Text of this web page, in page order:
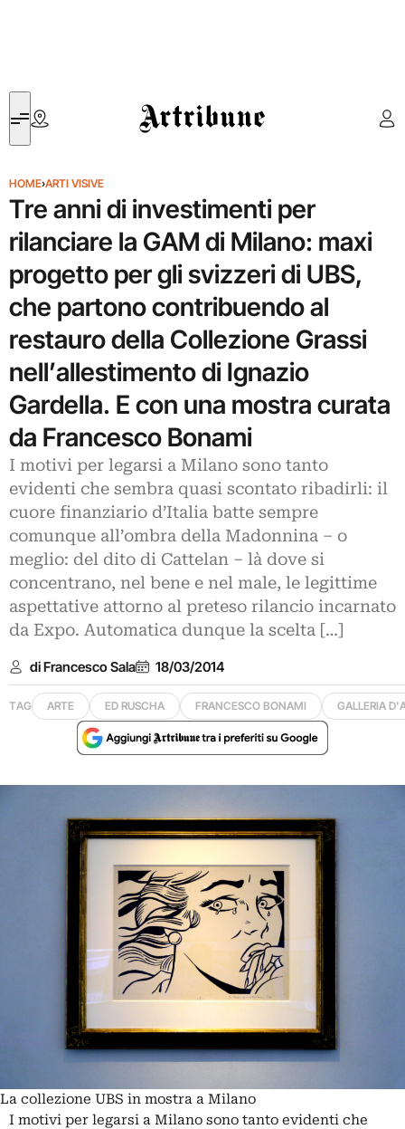
Artribune
HOME›ARTI VISIVE
Tre anni di investimenti per
rilanciare la GAM di Milano: maxi
progetto per gli svizzeri di UBS,
che partono contribuendo al
restauro della Collezione Grassi
nell’allestimento di Ignazio
Gardella. E con una mostra curata
da Francesco Bonami
I motivi per legarsi a Milano sono tanto
evidenti che sembra quasi scontato ribadirli: il
cuore finanziario d’Italia batte sempre
comunque all’ombra della Madonnina – o
meglio: del dito di Cattelan – là dove si
concentrano, nel bene e nel male, le legittime
aspettative attorno al preteso rilancio incarnato
da Expo. Automatica dunque la scelta […]
di Francesco Sala 18/03/2014
TAG ARTE ED RUSCHA FRANCESCO BONAMI GALLERIA
La collezione UBS in mostra a Milano
I motivi per legarsi a Milano sono tanto evidenti che